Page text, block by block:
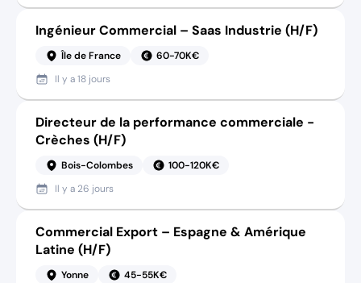
Ingénieur Commercial – Saas Industrie (H/F)
Île de France
60-70K€
Il y a18 jours
Directeur de la performance commerciale -
Crèches (H/F)
Bois-Colombes
100-120K€
Il y a 26 jours
Commercial Export – Espagne & Amérique
Latine (H/F)
Yonne
45-55K€